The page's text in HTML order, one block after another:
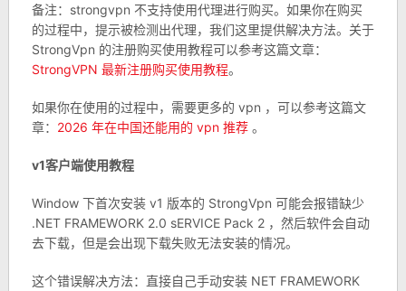
备注：strongvpn 不支持使用代理进行购买。如果你在购买
的过程中，提示被检测出代理，我们这里提供解决方法。关于
StrongVpn 的注册购买使用教程可以参考这篇文章：
StrongVPN 最新注册购买使用教程。
如果你在使用的过程中，需要更多的 vpn ，可以参考这篇文
章： 2026 年在中国还能用的 vpn 推荐。
v1客户端使用教程
Window 下首次安装 v1 版本的 StrongVpn 可能会报错缺少
.NET FRAMEWORK 2.0 sERVICE Pack 2 ，然后软件会自动
去下载，但是会出现下载失败无法安装的情况。
这个错误解决方法：直接自己手动安装 NET FRAMEWORK